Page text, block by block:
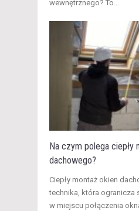
wewnętrznego? To...
Na czym polega ciepły
dachowego?
​Ciepły montaż okien
technika, która ogranicza
w miejscu połączenia